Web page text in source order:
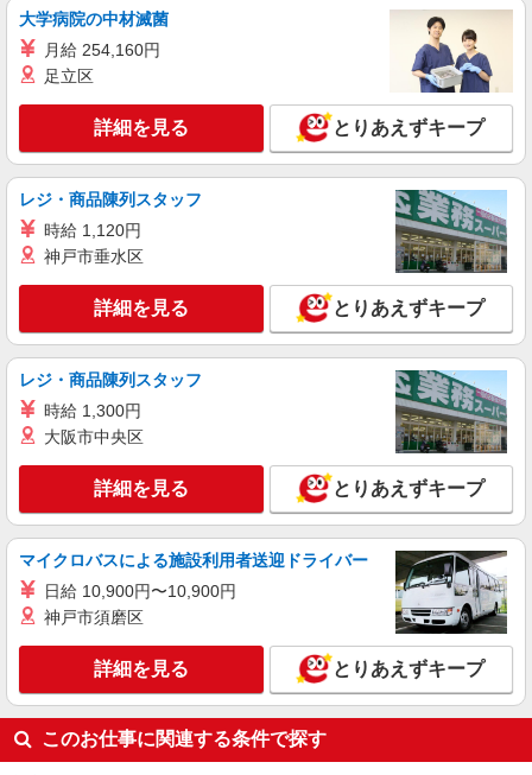
月給：400,000円〜500,000円（基本給200,000
円〜250,000円） ※資格や経験などによる ――手
当各種―― 役職手当 80,000 円〜100,000 円 地域
手当 20,000 円〜 20,000 円 技能手当 50,000 円〜
50,000 円 業務手当 50,000 円〜 80,000 円 ＊固定
残業代なし ＊管理監督者としての雇用のため、残
業代支給対象外
キープ 詳細を見る
派遣社員
東京事務代行株式会社
柔軟な対応力のある方を大歓迎！チームワーク
抜群な職場！オフィス下にコンビニあり★
時給 1,600円〜 ★交通費別途全額支給 【月
収例】268,800円＋交通費 （時給1,600円×実働
8h×21日勤務の場合）
東京都新宿区
キープ 詳細を見る
大学病院の中材滅菌
月給 254,160円
足立区
詳細を見る とりあえずキープ
レジ・商品陳列スタッフ
時給 1,120円
神戸市垂水区
詳細を見る とりあえずキープ
レジ・商品陳列スタッフ
時給 1,300円
大阪市中央区
詳細を見る とりあえずキープ
マイクロバスによる施設利用者送迎ドライバー
日給 10,900円〜10,900円
神戸市須磨区
詳細を見る とりあえずキープ
このお仕事に関連する条件で探す